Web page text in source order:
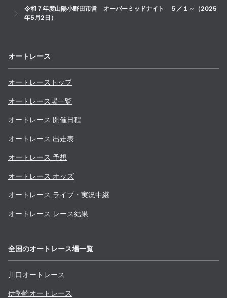
令和７年度山陽小野田市営 オーバーミッドナイト ５／１～（2025
年5月2日）
オートレース
オートレーストップ
オートレース場一覧
オートレース 開催日程
オートレース 出走表
オートレース 予想
オートレース オッズ
オートレース ライブ・実況中継
オートレース レース結果
全国のオートレース場一覧
川口オートレース
伊勢崎オートレース